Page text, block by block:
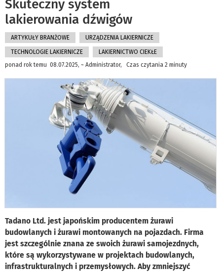
Skuteczny system
lakierowania dźwigów
ARTYKUŁY BRANŻOWE URZĄDZENIA LAKIERNICZE
TECHNOLOGIE LAKIERNICZE
LAKIERNICTWO CIEKŁE
ponad rok temu 08.07.2025, ~ Administrator, Czas czytania 2 minuty
Tadano Ltd. jest japońskim producentem żurawi
budowlanych i żurawi montowanych na pojazdach. Firma
jest szczególnie znana ze swoich żurawi samojezdnych,
które są wykorzystywane w projektach budowlanych,
infrastrukturalnych i przemysłowych. Aby zmniejszyć